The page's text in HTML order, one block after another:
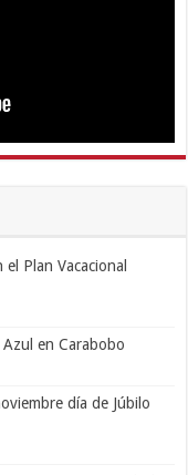
Plan Vacacional
en Carabobo
día de Júbilo